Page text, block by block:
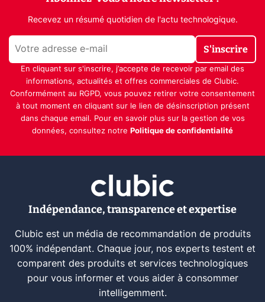
Recevez un résumé quotidien de l'actu technologique.
S'inscrire
En cliquant sur s'inscrire, j’accepte de recevoir par email des
informations, actualités et offres commerciales de Clubic.
Conformément au RGPD, vous pouvez retirer votre consentement
à tout moment en cliquant sur le lien de désinscription présent
dans chaque email. Pour en savoir plus sur la gestion de vos
données, consultez notre Politique de confidentialité
Indépendance, transparence et expertise
Clubic est un média de recommandation de produits
100% indépendant. Chaque jour, nos experts testent et
comparent des produits et services technologiques
pour vous informer et vous aider à consommer
intelligemment.